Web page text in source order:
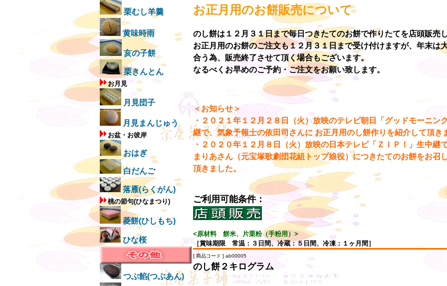
お正月用のお餅販売について
のし餅は１２月３１日まで毎日つきたてのお餅で作りたてを店頭販売
お正月用のお餅のご注文も１２月３１日まで受け付けますが、年末は
合う為、販売終了させて頂く場合もございます。
なるべくお早めのご予約・ご注文をお願い致します。
＜お知らせ＞
・２０２１年１２月２８日（火）放映のテレビ朝日「グッドモーニン
継で、気象予報士の依田司さんに お正月用のし餅作りを紹介して頂き
・２０２０年１２月８日（火）放映の日本テレビ「ＺＩＰ！」生中継
まりあさん（元宝塚歌劇団花組トップ娘役）につきたてのお餅をお召
頂きました。
ご利用可能条件：
<原材料 餅米、片栗粉（手粉用）>
［賞味期限 常温：３日間、冷蔵：５日間、冷凍：１ヶ月間］
[ 商品コード ] ab00005
のし餅２キログラム
栗むし羊羹
黄味時雨
亥の子餅
栗きんとん
お月見
月見団子
月見まんじゅう
お盆・お彼岸
おはぎ
白だんご
落雁(らくがん)
桃の節句(ひなまつり)
菱餅(ひしもち)
ひな桜
つぶ餡(つぶあん)